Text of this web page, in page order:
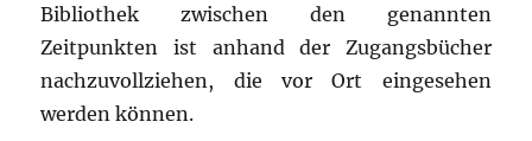
Bibliothek zwischen den genannten
Zeitpunkten ist anhand der Zugangsbücher
nachzuvollziehen, die vor Ort eingesehen
werden können.